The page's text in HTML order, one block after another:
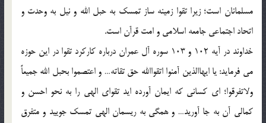
مسلمانان است؛ زيرا تقوا زمينه ساز تمسك به حبل الله و نيل به وحدت و
اتحاد اجتماعي جامعه اسلامي و امت قرآن است.
خداوند در آيه 102 و 103 سوره آل عمران درباره كاركرد تقوا در اين حوزه
مي فرمايد: يا ايهاالذين آمنوا اتقواالله حق تقاته… و اعتصموا بحبل الله جميعاً
ولاتفرقوا؛ اي كساني كه ايمان آورده ايد تقواي الهي را به نحو احسن و
كمالي آن به جا آوريد… و همگي به ريسمان الهي تمسك جوييد و متفرق